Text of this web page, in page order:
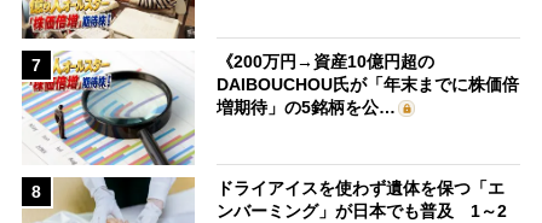
7
《200万円→資産10億円超の
DAIBOUCHOU氏が「年末までに株価倍
増期待」の5銘柄を公…
8
ドライアイスを使わず遺体を保つ「エ
ンバーミング」が日本でも普及 1～2